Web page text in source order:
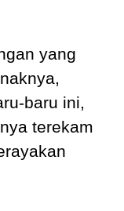
yang
baru ini,
terekam